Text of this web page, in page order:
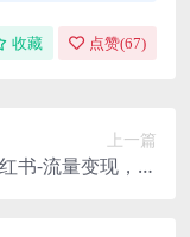
收藏 点赞(67)
上一篇
书-流量变现，带